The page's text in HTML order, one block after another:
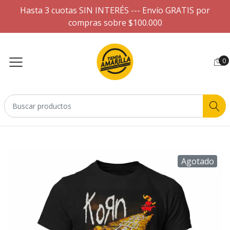
Hasta 3 cuotas SIN INTERÉS --- Envío GRATIS por
compras sobre $100.000
0
Agotado